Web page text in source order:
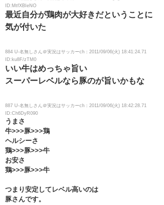
ID:MtfXBIeNO
最近自分が鶏肉が大好きだということに
気が付いた
884 U-名無しさん＠実況はサッカーch：2011/09/06(火) 18:41:24.71
ID:ku8F/zTM0
いい牛はめっちゃ旨い
スーパーレベルなら豚のが旨いかもな
887 U-名無しさん＠実況はサッカーch：2011/09/06(火) 18:42:28.71
ID:Ch6DyR090
うまさ
牛>>>豚>>>鶏
ヘルシーさ
鶏>>>豚>>>牛
お安さ
鶏>>>豚>>>牛
つまり安定してレベル高いのは
豚さんです。